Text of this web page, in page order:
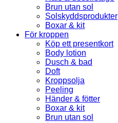
Brun utan sol
Solskyddsprodukter
Boxar & kit
För kroppen
Köp ett presentkort
Body lotion
Dusch & bad
Doft
Kroppsolja
Peeling
Händer & fötter
Boxar & kit
Brun utan sol